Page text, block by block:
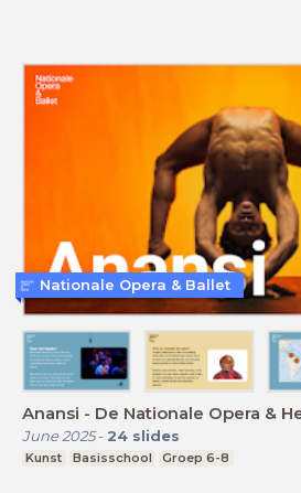
Anansi - De Nationale Opera &
June 2025- 24 slides
Kunst Basisschool Groep 6-8
Nationale Opera & Ballet